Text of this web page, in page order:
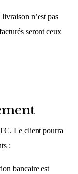
n’est pas
seront ceux
Le client pourra
:
bancaire est